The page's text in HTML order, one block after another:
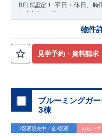
BELS認定！ 平日・休日、時
お気軽にお問い合わせくださ
◎物件のポ
スは『2～3台』!
教育施設、スーパー、コンビ
（号棟
間『テレワークルーム』（
・LDKは空間演出した折り上
ド風オープンキッチン』
・
時や花粉の時期のお洗濯も
フォンで見やすい特設サイ
blooming.com/bukken/
見学予約・資料請求
物件
ブルーミングガ
3棟
2区画販売中／全3区画 みらい